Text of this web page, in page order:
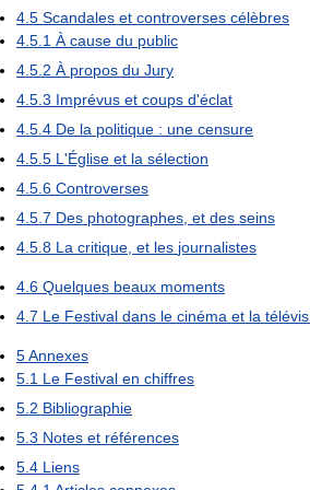
4 5 Scandales et controverses célèbres
4 5 1 À cause du public
4 5 2 À propos du Jury
4 5 3 Imprévus et coups d'éclat
4 5 4 De la politique : une censure
4 5 5 L 'Église et la sélection
4 5 6 Controverses
4 5 7 Des photographes et des seins
4 5 8 La critique et les journalistes
4 6 Quelques beaux moments
4 7 Le Festival dans le cinéma et la
5Annexes
5 1 Le Festival en chiffres
5 2 Bibliographie
5 3 Notes et références
5 4 Liens